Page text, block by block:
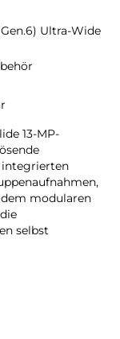
Ultra-Wide
13-MP-
integrierten
modularen
selbst